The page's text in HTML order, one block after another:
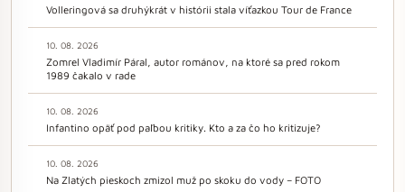
Volleringová sa druhýkrát v histórii stala víťazkou Tour de France
10. 08. 2026
Zomrel Vladimír Páral, autor románov, na ktoré sa pred rokom
1989 čakalo v rade
10. 08. 2026
Infantino opäť pod paľbou kritiky. Kto a za čo ho kritizuje?
10. 08. 2026
Na Zlatých pieskoch zmizol muž po skoku do vody – FOTO